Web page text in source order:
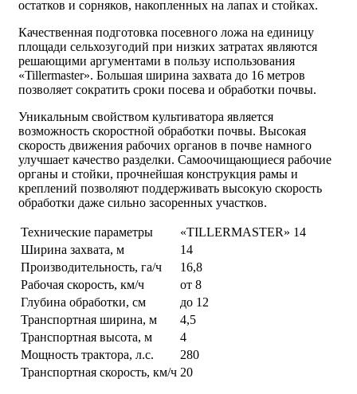
остатков и сорняков, накопленных на лапах и стойках.
Качественная подготовка посевного ложа на единицу
площади сельхозугодий при низких затратах являются
решающими аргументами в пользу использования
«Tillermaster». Большая ширина захвата до 16 метров
позволяет сократить сроки посева и обработки почвы.
Уникальным свойством культиватора является
возможность скоростной обработки почвы. Высокая
скорость движения рабочих органов в почве намного
улучшает качество разделки. Самоочищающиеся рабочие
органы и стойки, прочнейшая конструкция рамы и
креплений позволяют поддерживать высокую скорость
обработки даже сильно засоренных участков.
Технические параметры
«TILLERMASTER» 14
Ширина захвата, м
14
Производительность, га/ч
16,8
Рабочая скорость, км/ч
от 8
Глубина обработки, см
до 12
Транспортная ширина, м
4,5
Транспортная высота, м
4
Мощность трактора, л.с.
280
Транспортная скорость, км/ч 20